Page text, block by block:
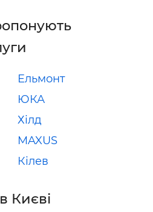
Ельмонт
ЮКА
Хілд
MAXUS
Кілев
Києві